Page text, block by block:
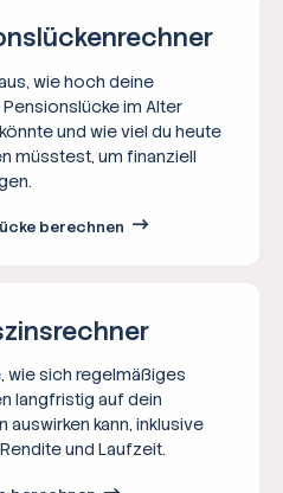
wie hoch deine
im Alter
und wie viel du heute
müsstest, um finanziell
berechnen
wie sich regelmäßiges
langfristig auf dein
auswirken kann, inklusive
und Laufzeit.